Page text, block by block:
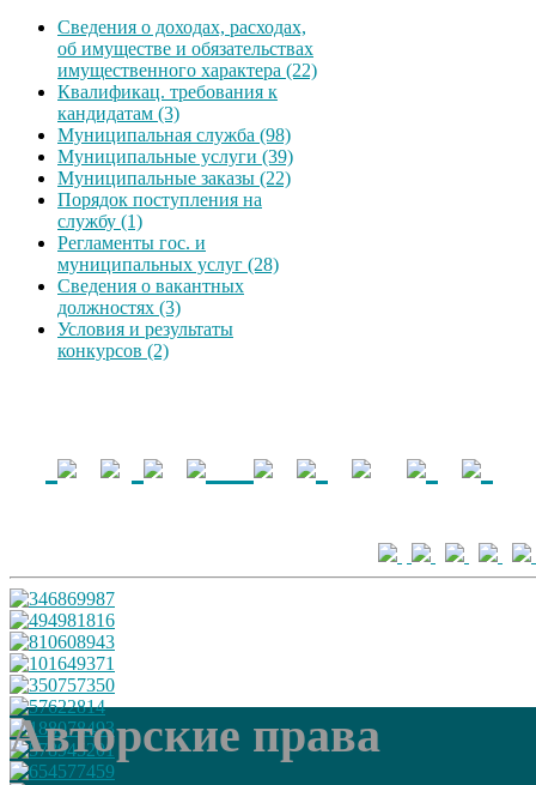
Сведения о доходах, расходах,
об имуществе и обязательствах
имущественного характера (22)
Квалификац. требования к
кандидатам (3)
Муниципальная служба (98)
Муниципальные услуги (39)
Муниципальные заказы (22)
Порядок поступления на
службу (1)
Регламенты гос. и
муниципальных услуг (28)
Сведения о вакантных
должностях (3)
Условия и результаты
конкурсов (2)
Авторские права